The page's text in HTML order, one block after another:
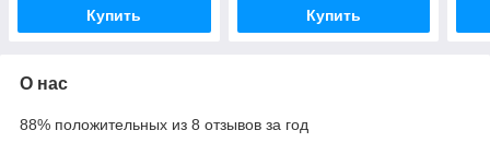
Купить Купить
О нас
88% положительных из 8 отзывов за год